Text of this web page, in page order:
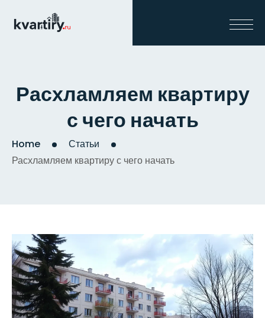
Расхламляем квартиру
с чего начать
Home
Статьи
Расхламляем квартиру с чего начать